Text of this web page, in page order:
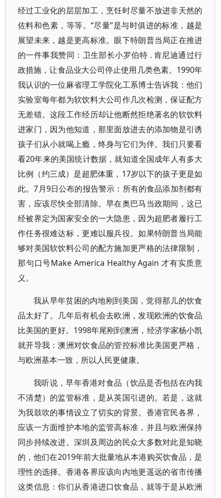
经过工业化的层层加工，烹饪时尽量不放进非天然的
佐料和色素，等等。“尽量”是与时俱进的标准，越是
展望未来，越是更高标准。眼下特朗普当局正在推进
的一件事我赞同：卫生部长小罗伯特 . 肯尼迪通过行
政措施，让食品业大公司停止使用几类色素。1990年
我认识的一位麻省理工学院化工系博士告诉我：他们
实验室每年都为软饮料大公司作几次检测，保证配方
无差错。这段工作经历却让他断然拒绝著名的软饮料
进家门，因为他知道，那里面放进去的添加物是引诱
孩子们从小就喝上瘾，终身与它们为伴。我们只要看
看20年来的美国统计数据，就知道全国成年人有多大
比例（约三成）是超肥体重，17岁以下的孩子更是如
此。7月9日公布的报告警示：所有的食品添加剂都有
害，应该尽快全部清除。早在奥巴马当政期间，这已
经被界定为国家安全的一大隐患，因为超肥者履行工
作任务很难达标，更难以服兵役。如果特朗普当局能
够对美国软饮料公司的配方施加更严格的法律限制，
那句口号Make America Healthy Again 才有实质意
义。
我从早年贫困的内地刚到美国，觉得那儿的饮食
品太好了。几年后有机会去欧洲，发现欧洲的饮食品
比美国的更好。1998年尾刚到澳洲，经济学家杨小凯
就开导我：澳洲对饮食品的管控标准比美国更严格，
与欧洲基本一致，所以人民更健康。
我听说，早年香港对食品（饮品是否包括在内我
不清楚）的监管标准，是从英国引进的。若是，这就
为我鼓吹的事情设立了切实的背景。香港官民各界，
应该一方面维护本地的监管高标准，并且与欧洲保持
同步持续改进。深圳及周边的民众大多数对此是知晓
的，他们在2019年前大批量地从本港购买饮食品，是
理性的选择。香港各界应该向内地更遥远的省市传播
这类信息：你们从香港进口饮食品，就等于是从欧洲